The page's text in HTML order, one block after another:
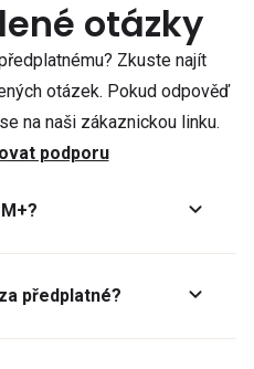
otázky
Zkuste najít
otázek. Pokud odpověď
na naši zákaznickou linku.
podporu
předplatné?